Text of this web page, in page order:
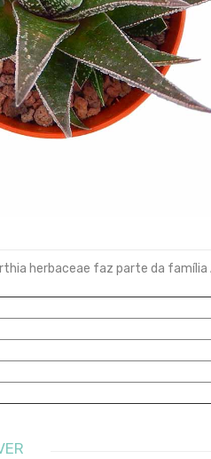
herbaceae faz parte da